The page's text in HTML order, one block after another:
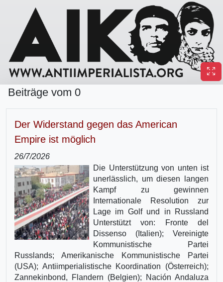
Beiträge vom 0
Der Widerstand gegen das American
Empire ist möglich
26/7/2026
Die Unterstützung von unten ist
unerlässlich, um diesen langen
Kampf zu gewinnen
Internationale Resolution zur
Lage im Golf und in Russland
Unterstützt von: Fronte del
Dissenso (Italien); Vereinigte
Kommunistische Partei
Russlands; Amerikanische Kommunistische Partei
(USA); Antiimperialistische Koordination (Österreich);
Zannekinbond, Flandern (Belgien); Nación Andaluza